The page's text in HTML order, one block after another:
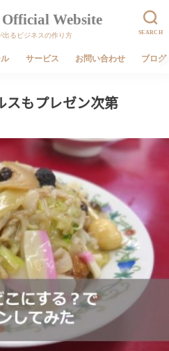
SEARCH
Website
出るビジネスの作り方
サービス お問い合わせ ブログ
スもプレゼン次第